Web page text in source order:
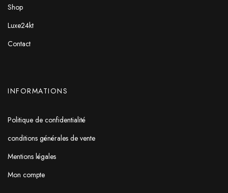
Shop
Luxe24kt
Contact
INFORMATIONS
Politique de confidentialité
conditions générales de vente
Mentions légales
Mon compte